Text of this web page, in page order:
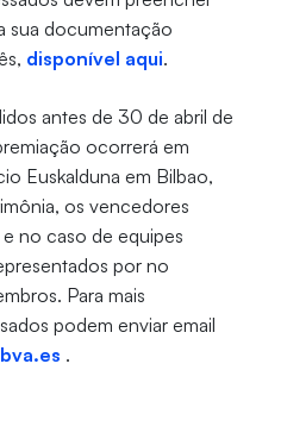
sua documentação
disponível aqui.
antes de 30 de abril de
ocorrerá em
Euskalduna em Bilbao,
os vencedores
no caso de equipes
por no
Para mais
podem enviar email
.